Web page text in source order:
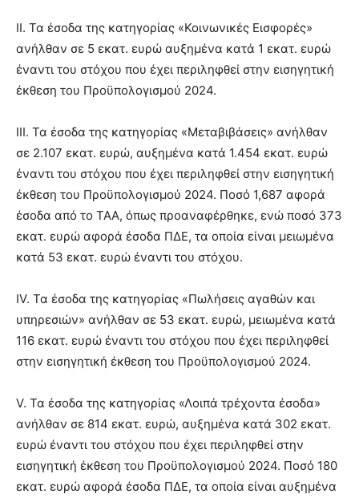
II. Τα έσοδα της κατηγορίας «Κοινωνικές Εισφορές»
ανήλθαν σε 5 εκατ. ευρώ αυξημένα κατά 1 εκατ. ευρώ
έναντι του στόχου που έχει περιληφθεί στην εισηγητική
έκθεση του Προϋπολογισμού 2024.
III. Τα έσοδα της κατηγορίας «Μεταβιβάσεις» ανήλθαν
σε 2.107 εκατ. ευρώ, αυξημένα κατά 1.454 εκατ. ευρώ
έναντι του στόχου που έχει περιληφθεί στην εισηγητική
έκθεση του Προϋπολογισμού 2024. Ποσό 1,687 αφορά
έσοδα από το ΤΑΑ, όπως προαναφέρθηκε, ενώ ποσό 373
εκατ. ευρώ αφορά έσοδα ΠΔΕ, τα οποία είναι μειωμένα
κατά 53 εκατ. ευρώ έναντι του στόχου.
IV. Τα έσοδα της κατηγορίας «Πωλήσεις αγαθών και
υπηρεσιών» ανήλθαν σε 53 εκατ. ευρώ, μειωμένα κατά
116 εκατ. ευρώ έναντι του στόχου που έχει περιληφθεί
στην εισηγητική έκθεση του Προϋπολογισμού 2024.
V. Τα έσοδα της κατηγορίας «Λοιπά τρέχοντα έσοδα»
ανήλθαν σε 814 εκατ. ευρώ, αυξημένα κατά 302 εκατ.
ευρώ έναντι του στόχου που έχει περιληφθεί στην
εισηγητική έκθεση του Προϋπολογισμού 2024. Ποσό 180
εκατ. ευρώ αφορά έσοδα ΠΔΕ, τα οποία είναι αυξημένα